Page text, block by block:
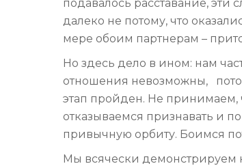
подавалось расставание,
далеко не потому, что
мере обоим партнерам –
Но здесь дело в ином: нам
отношения невозможны,
этап пройден. Не
отказываемся признавать и
привычную орбиту. Боимся
Мы всячески демонстрируем